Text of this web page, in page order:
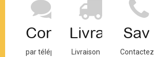
Contact
par téléphone
Livraison
Livraison
Sav
Contactez-